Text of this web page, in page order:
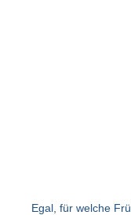
Egal, für welche